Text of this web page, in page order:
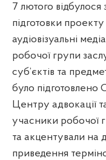
7 лютого відбулося
підготовки
аудіовізуальні
робочої групи
суб’єктів та
було підготовлено
Центру адвокації
учасники робочої
та акцентували на
приведення